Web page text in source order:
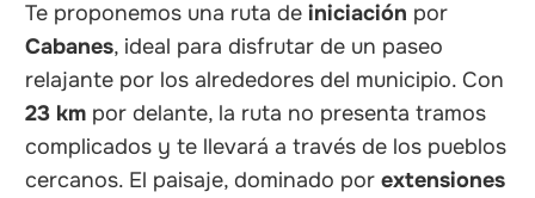
Te proponemos una ruta deiniciación por
Cabanes, ideal para disfrutar de un paseo
relajante por los alrededores del municipio. Con
23 km por delante, la ruta no presenta tramos
complicados y te llevará a través de los pueblos
cercanos. El paisaje, dominado porextensiones